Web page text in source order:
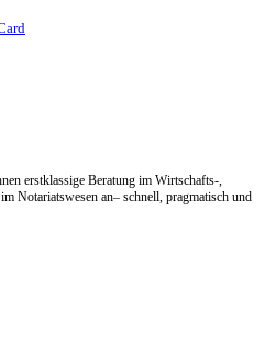
erstklassige Beratung im Wirtschafts-,
Notariatswesen an– schnell, pragmatisch und